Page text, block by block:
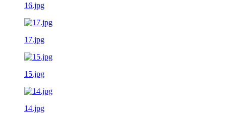
16.jpg
17.jpg
15.jpg
14.jpg